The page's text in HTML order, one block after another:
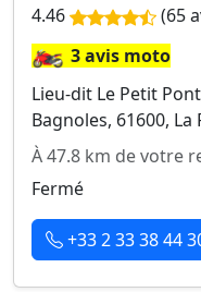
4.46 (65
🏍️3 avis moto
Lieu-dit Le Petit
Bagnoles, 61600, La
À 47.8 km de votre
Fermé
+33 2 33 38 44